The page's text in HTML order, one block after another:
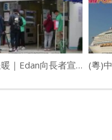
疫下送暖｜Edan向長者宣揚愛 爵屎出任義工派發防疫包